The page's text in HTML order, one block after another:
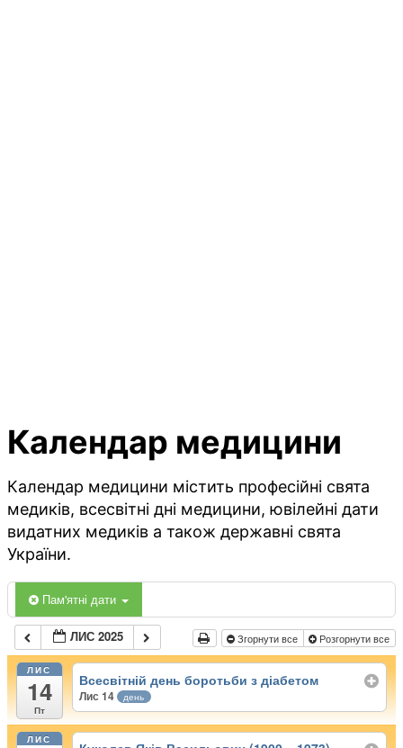
Календар медицини
Календар медицини містить професійні свята
медиків, всесвітні дні медицини, ювілейні дати
видатних медиків а також державні свята
України.
Пам'ятні дати
ЛИС 2025 Згорнути все Розгорнути все
ЛИС
14
Пт
Всесвітній день боротьби з діабетом
Лис 14 день
ЛИС